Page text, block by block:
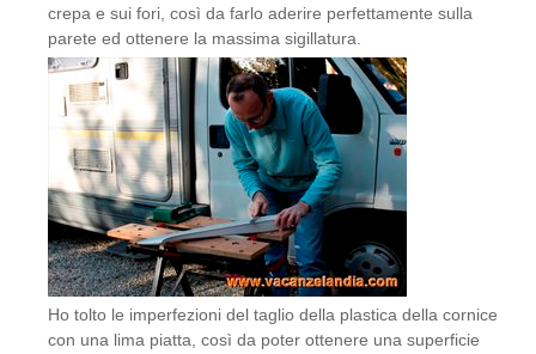
crepa e sui fori, così da farlo aderire perfettamente sulla
parete ed ottenere la massima sigillatura.
Ho tolto le imperfezioni del taglio della plastica della cornice
con una lima piatta, così da poter ottenere una superficie